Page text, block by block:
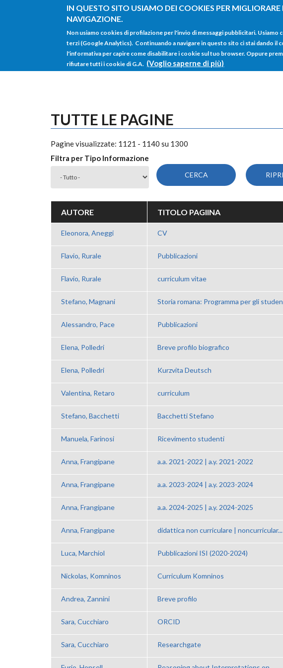
IN QUESTO SITO USIAMO DEI COOKIES PER MIGLIORARE
NAVIGAZIONE.
Non usiamo cookies di profilazione per l'invio di messaggi pubblicitari. Usiamo
terzi (Google Analytics). Continuando a navigare in questo sito ci stai dando il
l'informativa per capire come disabilitare i cookie sul tuo browser. Oppure
rifiutare tutti i cookie di G.A. (Voglio saperne di più)
Salta al contenuto principale
TUTTE LE PAGINE
Pagine visualizzate: 1121 - 1140 su 1300
Filtra per Tipo Informazione
AUTORE TITOLO PAGIINA
Eleonora, Aneggi CV
Flavio, Rurale Pubblicazioni
Flavio, Rurale curriculum vitae
Stefano, Magnani Storia romana: Programma per gli
Alessandro, Pace Pubblicazioni
Elena, Polledri Breve profilo biografico
Elena, Polledri Kurzvita Deutsch
Valentina, Retaro curriculum
Stefano, Bacchetti Bacchetti Stefano
Manuela, Farinosi Ricevimento studenti
Anna, Frangipane a.a. 2021-2022 | a.y. 2021-2022
Anna, Frangipane a.a. 2023-2024 | a.y. 2023-2024
Anna, Frangipane a.a. 2024-2025 | a.y. 2024-2025
Anna, Frangipane didattica non curriculare | noncurricular...
Luca, Marchiol Pubblicazioni ISI (2020-2024)
Nickolas, Komninos Curriculum Komninos
Andrea, Zannini Breve profilo
Sara, Cucchiaro ORCID
Sara, Cucchiaro Researchgate